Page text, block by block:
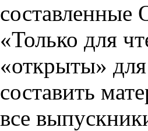
«Только для
«открыты»
составить
все